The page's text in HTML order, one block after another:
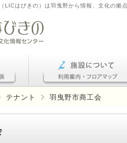
LICはびきの）は羽曳野から情報、文化の拠
テナント 羽曳野市商工会